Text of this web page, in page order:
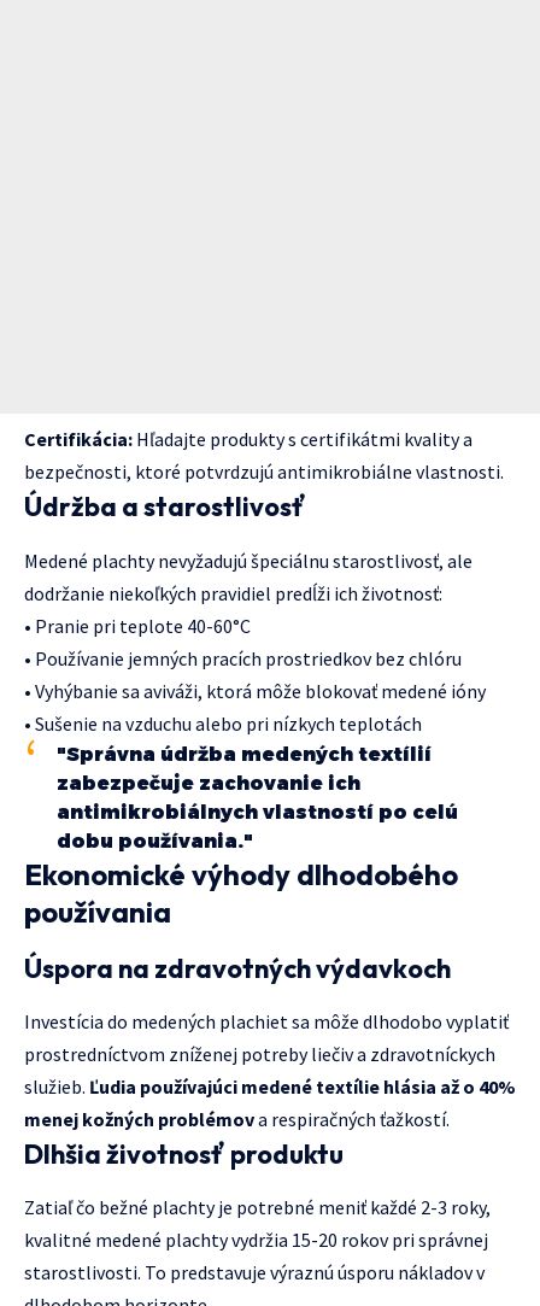
Certifikácia: Hľadajte produkty s certifikátmi kvality a
bezpečnosti, ktoré potvrdzujú antimikrobiálne vlastnosti.
Údržba a starostlivosť
Medené plachty nevyžadujú špeciálnu starostlivosť, ale
dodržanie niekoľkých pravidiel predĺži ich životnosť:
• Pranie pri teplote 40-60°C
• Používanie jemných pracích prostriedkov bez chlóru
• Vyhýbanie sa aviváži, ktorá môže blokovať medené ióny
• Sušenie na vzduchu alebo pri nízkych teplotách
"Správna údržba medených textílií
zabezpečuje zachovanie ich
antimikrobiálnych vlastností po celú
dobu používania."
Ekonomické výhody dlhodobého
používania
Úspora na zdravotných výdavkoch
Investícia do medených plachiet sa môže dlhodobo vyplatiť
prostredníctvom zníženej potreby liečiv a zdravotníckych
služieb. Ľudia používajúci medené textílie hlásia až o 40%
menej kožných problémova respiračných ťažkostí.
Dlhšia životnosť produktu
Zatiaľ čo bežné plachty je potrebné meniť každé 2-3 roky,
kvalitné medené plachty vydržia 15-20 rokov pri správnej
starostlivosti. To predstavuje výraznú úsporu nákladov v